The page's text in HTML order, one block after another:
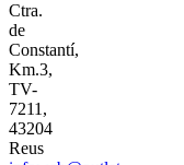
Ctra.
de
Constantí,
Km.3,
TV-
7211,
43204
Reus